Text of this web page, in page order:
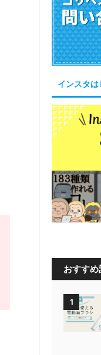
インスタ
おすすめ
1